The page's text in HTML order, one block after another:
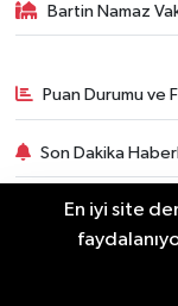
Bartin Namaz
Puan Durumu ve
Son Dakika
En iyi site
Bartın'da
Şüpheli